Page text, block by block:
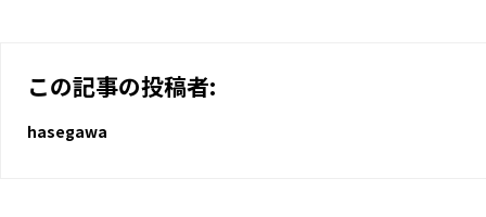
この記事の投稿者:
hasegawa